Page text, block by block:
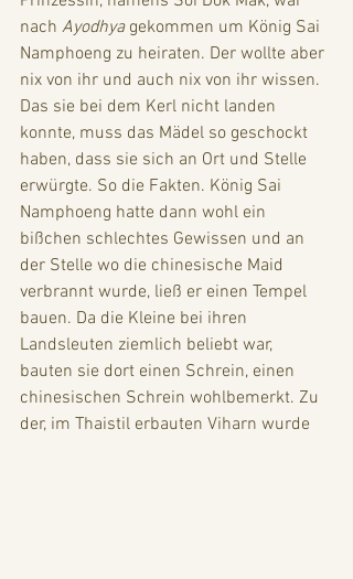
nach Ayodhya gekommen um König Sai
Namphoeng zu heiraten. Der wollte aber
nix von ihr und auch nix von ihr wissen.
Das sie bei dem Kerl nicht landen
konnte, muss das Mädel so geschockt
haben, dass sie sich an Ort und Stelle
erwürgte. So die Fakten. König Sai
Namphoeng hatte dann wohl ein
bißchen schlechtes Gewissen und an
der Stelle wo die chinesische Maid
verbrannt wurde, ließ er einen Tempel
bauen. Da die Kleine bei ihren
Landsleuten ziemlich beliebt war,
bauten sie dort einen Schrein, einen
chinesischen Schrein wohlbemerkt. Zu
der, im Thaistil erbauten Viharn wurde